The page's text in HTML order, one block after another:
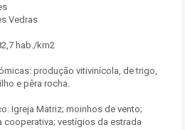
Vedras
hab./km2
produção vitivinícola, de trigo,
e pêra rocha.
Igreja Matriz; moinhos de vento;
cooperativa; vestígios da estrada